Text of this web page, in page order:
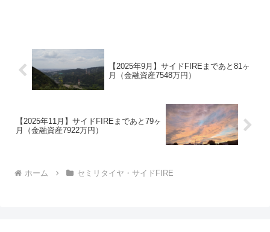
【2025年9月】サイドFIREまであと81ヶ
月（金融資産7548万円）
【2025年11月】サイドFIREまであと79ヶ
月（金融資産7922万円）
ホーム セミリタイヤ・サイドFIRE